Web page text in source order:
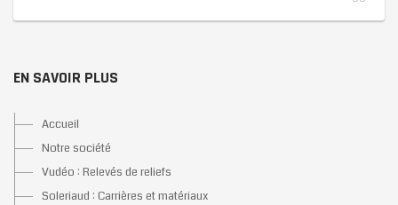
EN SAVOIR PLUS
Accueil
Notre société
Vudéo : Relevés de reliefs
Soleriaud : Carrières et matériaux